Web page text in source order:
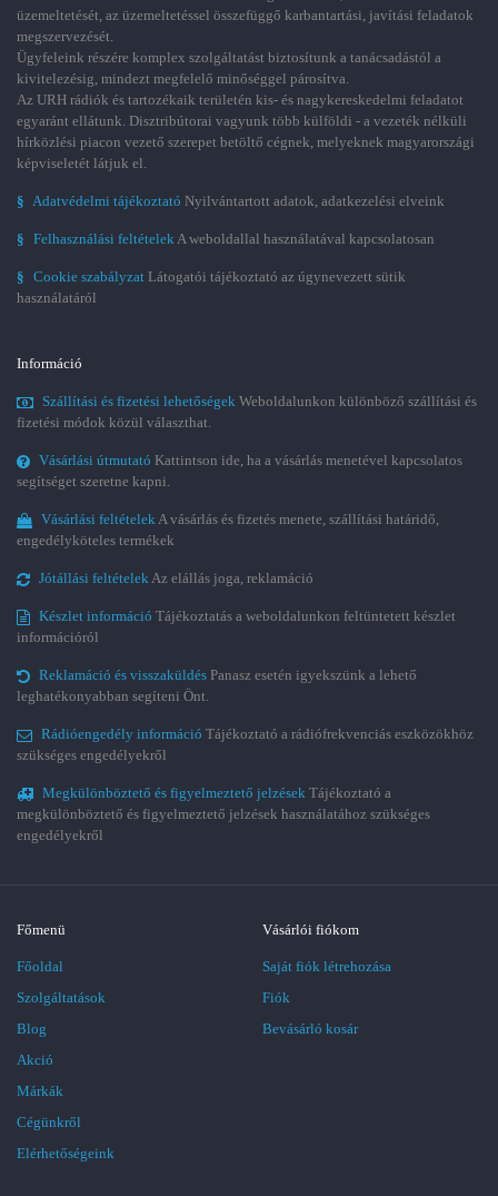
üzemeltetését, az üzemeltetéssel összefüggő karbantartási, javítási feladatok
megszervezését.
Ügyfeleink részére komplex szolgáltatást biztosítunk a tanácsadástól a
kivitelezésig, mindezt megfelelő minőséggel párosítva.
Az URH rádiók és tartozékaik területén kis- és nagykereskedelmi feladatot
egyaránt ellátunk. Disztribútorai vagyunk több külföldi - a vezeték nélküli
hírközlési piacon vezető szerepet betöltő cégnek, melyeknek magyarországi
képviseletét látjuk el.
§ Adatvédelmi tájékoztató Nyilvántartott adatok, adatkezelési elveink
§ Felhasználási feltételekA weboldallal használatával kapcsolatosan
§ Cookie szabályzat Látogatói tájékoztató az úgynevezett sütik
használatáról
Információ
Szállítási és fizetési lehetőségek Weboldalunkon különböző szállítási és
fizetési módok közül választhat.
Vásárlási útmutató Kattintson ide, ha a vásárlás menetével kapcsolatos
segítséget szeretne kapni.
Vásárlási feltételekA vásárlás és fizetés menete, szállítási határidő,
engedélyköteles termékek
Jótállási feltételekAz elállás joga, reklamáció
Készlet információ Tájékoztatás a weboldalunkon feltüntetett készlet
információról
Reklamáció és visszaküldés Panasz esetén igyekszünk a lehető
leghatékonyabban segíteni Önt.
Rádióengedély információ Tájékoztató a rádiófrekvenciás eszközökhöz
szükséges engedélyekről
Megkülönböztető és figyelmeztető jelzések Tájékoztató a
megkülönböztető és figyelmeztető jelzések használatához szükséges
engedélyekről
Főmenü
Főoldal
Szolgáltatások
Blog
Akció
Márkák
Cégünkről
Elérhetőségeink
Vásárlói fiókom
Saját fiók létrehozása
Fiók
Bevásárló kosár